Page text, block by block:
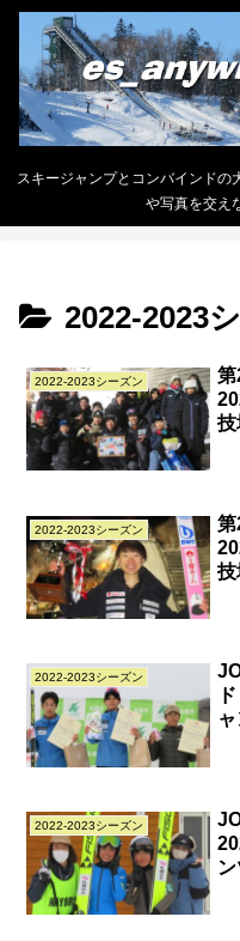
スキージャンプとコンバインドの
や写真を交え
2022-2023
2022-2023シーズン
第
技
2022-2023シーズン
第
技
2022-2023シーズン
2022-2023シーズン